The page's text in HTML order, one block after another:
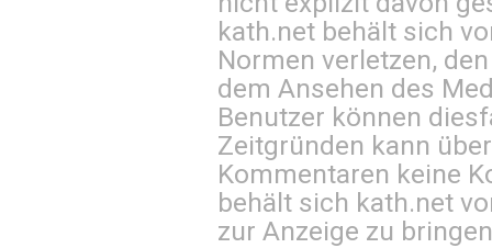
kath.net behält sich
Normen verletzen,
dem Ansehen des
Benutzer können
Zeitgründen kann
Kommentaren keine
behält sich kath.net
zur Anzeige zu